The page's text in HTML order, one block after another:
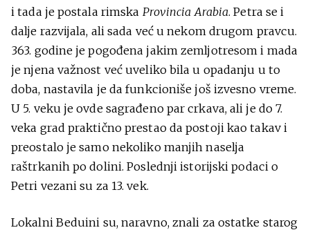
i tada je postala rimska Provincia Arabia. Petra se i
dalje razvijala, ali sada već u nekom drugom pravcu.
363. godine je pogođena jakim zemljotresom i mada
je njena važnost već uveliko bila u opadanju u to
doba, nastavila je da funkcioniše još izvesno vreme.
U 5. veku je ovde sagrađeno par crkava, ali je do 7.
veka grad praktično prestao da postoji kao takav i
preostalo je samo nekoliko manjih naselja
raštrkanih po dolini. Poslednji istorijski podaci o
Petri vezani su za 13. vek.
Lokalni Beduini su, naravno, znali za ostatke starog